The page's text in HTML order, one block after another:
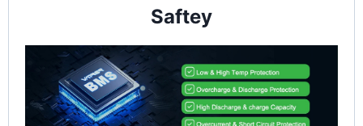
Saftey